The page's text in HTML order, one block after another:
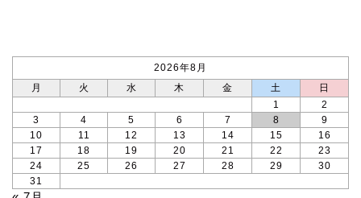
2026年8月
月
火 水 木 金 土
日
1
2
3
4 5 6 7 8
9
10
11 12 13 14 15
16
17
18 19 20 21 22
23
24
25 26 27 28 29
30
31